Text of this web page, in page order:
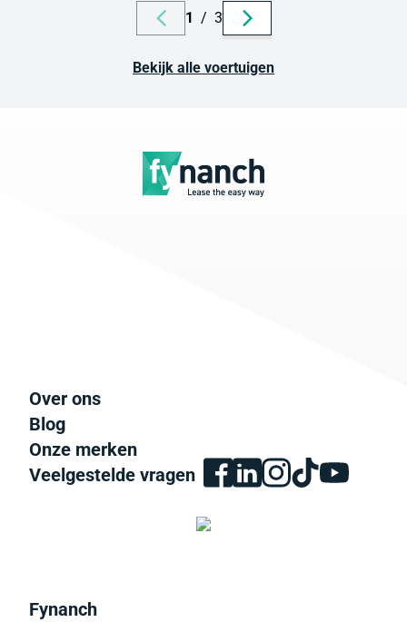
1 / 3
Bekijk alle voertuigen
Over ons
Blog
Onze merken
Veelgestelde vragen
Fynanch